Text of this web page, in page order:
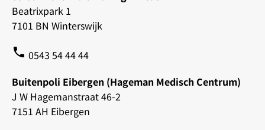
Beatrixpark 1
7101 BN Winterswijk
phone 0543 54 44 44
Buitenpoli Eibergen (Hageman Medisch Centrum)
J W Hagemanstraat 46-2
7151 AH Eibergen